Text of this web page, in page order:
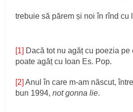
trebuie să părem și noi în rînd cu
[1] Dacă tot nu agăț cu poezia pe
poate agăț cu Ioan Es. Pop.
[2] Anul în care m-am născut,
bun 1994,not gonna lie.